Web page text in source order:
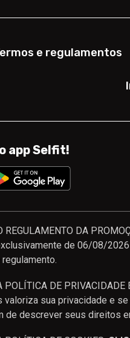
e regulamentos
app Selfit!
REGULAMENTO DA
de 06/08/
POLÍTICA DE PRIVACIDADE
valoriza sua privacidade e
de descrever seus direitos